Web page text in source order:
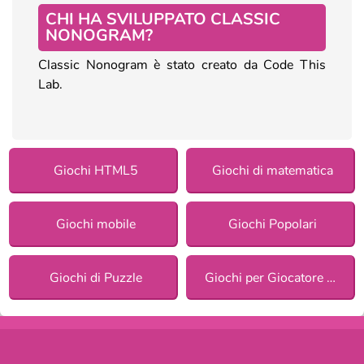
CHI HA SVILUPPATO CLASSIC
NONOGRAM?
Classic Nonogram è stato creato da Code This
Lab.
Giochi HTML5 Giochi di matematica
Giochi mobile Giochi Popolari
Giochi di Puzzle Giochi per Giocatore Singolo